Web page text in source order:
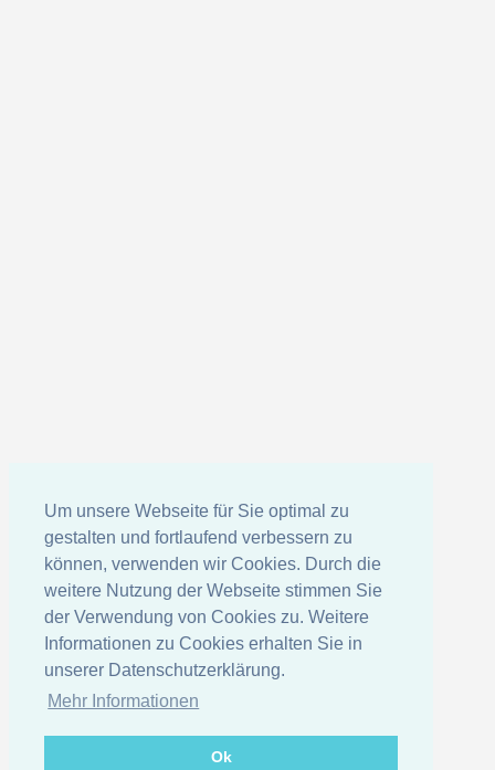
Um unsere Webseite für Sie optimal zu
gestalten und fortlaufend verbessern zu
können, verwenden wir Cookies. Durch die
weitere Nutzung der Webseite stimmen Sie
der Verwendung von Cookies zu. Weitere
Informationen zu Cookies erhalten Sie in
unserer Datenschutzerklärung.
Mehr Informationen
Ok